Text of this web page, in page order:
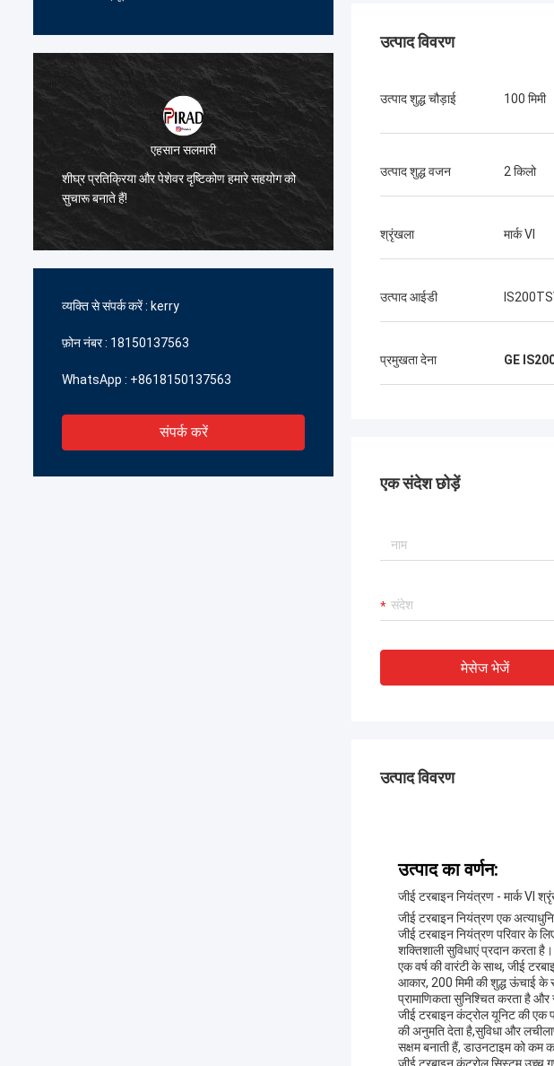
एहसान सलमारी
और पेशेवर दृष्टिकोण हमारे सहयोग को
हमें उच्च गुणवत्ता वाले और किफायती उत्पाद उपलब्ध कराने
में आपकी निरंतर सहायता और समर्थन के लिए धन्यवाद।
व्यक्ति से संपर्क करें : kerry
फ़ोन नंबर : 18150137563
WhatsApp : +8618150137563
संपर्क करें
उत्पाद विवरण
उत्पाद शुद्ध चौड़ाई 100 मिमी
उत्पाद शुद्ध वजन 2 किलो
श्रृंखला मार्क VI
उत्पाद आईडी
प्रमुखता देना GE
एक संदेश छोड़ें
मेसेज भेजें
उत्पाद विवरण
उत्पाद का वर्णन:
जीई टरबाइन नियंत्रण - मार्क VI
जीई टरबाइन नियंत्रण एक
जीई टरबाइन नियंत्रण परिवार के
शक्तिशाली सुविधाएं प्रदान करता है।
एक वर्ष की वारंटी के साथ, जीई
आकार, 200 मिमी की शुद्ध ऊंचाई के
प्रामाणिकता सुनिश्चित करता है
जीई टरबाइन कंट्रोल यूनिट की एक
की अनुमति देता है,सुविधा और
सक्षम बनाती हैं, डाउनटाइम को